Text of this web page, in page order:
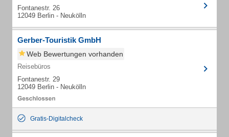
Fontanestr. 26
12049 Berlin - Neukölln
Gerber-Touristik GmbH
Web Bewertungen vorhanden
Reisebüros
Fontanestr. 29
12049 Berlin - Neukölln
Gratis-Digitalcheck